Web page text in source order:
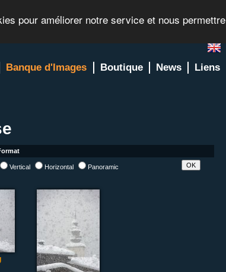
pour améliorer notre service et nous permettre
Banque d'Images Boutique News Liens
Vertical Horizontal Panoramic